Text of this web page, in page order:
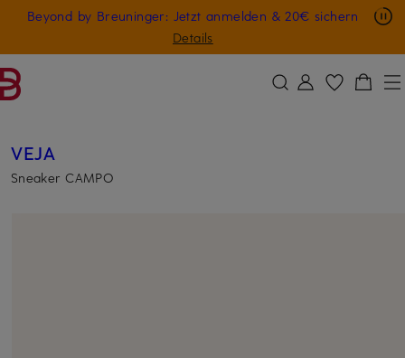
ZUM HAUPTINHALT ÜBERSPRINGEN
Beyond by Breuninger: Jetzt anmelden & 20€ sichern
Details
Nur in der App: -10 € auf digitale Geschenkkarten
GESCHENK20
VEJA
Sneaker CAMPO